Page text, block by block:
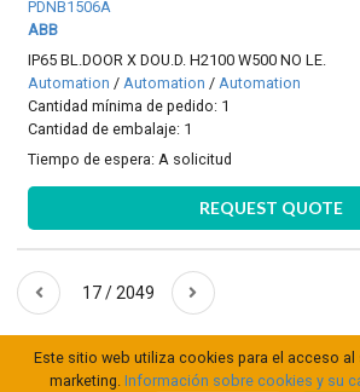
PDNB1506A
ABB
IP65 BL.DOOR X DOU.D. H2100 W500 NO LE.
Automation /Automation /Automation
Cantidad mínima de pedido: 1
Cantidad de embalaje: 1
Tiempo de espera:A solicitud
REQUEST QUOTE
17 / 2049
Este sitio web utiliza cookies para el acceso
marketing. Información sobre cookies y su